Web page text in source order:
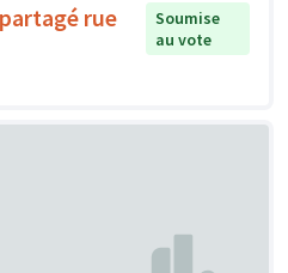
rue
Soumise
au vote